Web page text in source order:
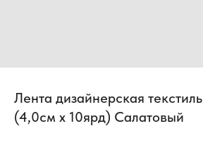
Лента дизайнерская
(4,0см х 10ярд) Салатовый